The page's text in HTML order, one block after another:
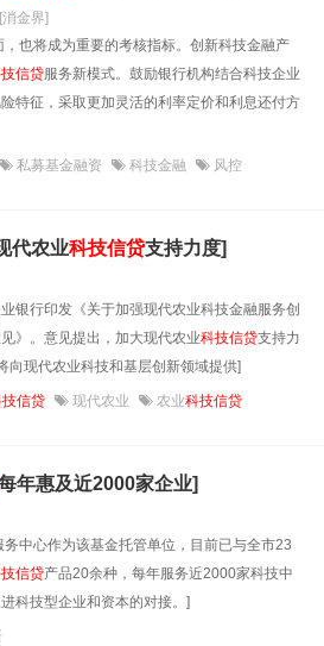
[消金界]
也将成为重要的考核指标。创新科技金融产
信贷服务新模式。鼓励银行机构结合科技企业
特征，采取更加灵活的利率定价和利息还付方
私募基金融资 科技金融 风控
代农业科技信贷支持力度]
银行印发《关于加强现代农业科技金融服务创
》。意见提出，加大现代农业科技信贷支持力
向现代农业科技和基层创新领域提供]
信贷 现代农业 农业科技信贷
年惠及近2000家企业]
中心作为该基金托管单位，目前已与全市23
信贷产品20余种，每年服务近2000家科技中
科技型企业和资本的对接。]